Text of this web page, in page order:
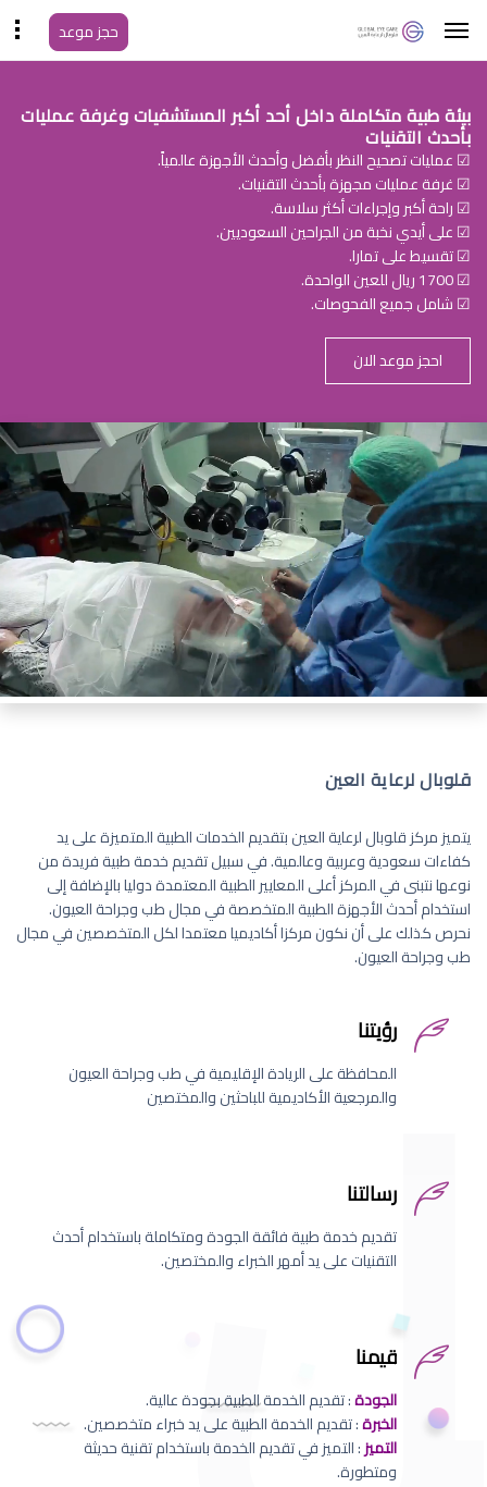
حجز موعد
بيئة طبية متكاملة داخل أحد أكبر المستشفيات وغرفة عمليات
بأحدث التقنيات
☑ عمليات تصحيح النظر بأفضل وأحدث الأجهزة عالمياً.
☑ غرفة عمليات مجهزة بأحدث التقنيات.
☑ راحة أكبر وإجراءات أكثر سلاسة.
☑ على أيدي نخبة من الجراحين السعوديين.
☑ تقسيط على تمارا.
☑ 1700 ريال للعين الواحدة.
☑ شامل جميع الفحوصات.
احجز موعد الان
قلوبال لرعاية العين
يتميز مركز قلوبال لرعاية العين بتقديم الخدمات الطبية المتميزة على يد
كفاءات سعودية وعربية وعالمية. في سبيل تقديم خدمة طبية فريدة من
نوعها نتبنى في المركز أعلى المعايير الطبية المعتمدة دوليا بالإضافة إلى
استخدام أحدث الأجهزة الطبية المتخصصة في مجال طب وجراحة العيون.
نحرص كذلك على أن نكون مركزا أكاديميا معتمدا لكل المتخصصين في مجال
طب وجراحة العيون.
رؤيتنا
المحافظة على الريادة الإقليمية في طب وجراحة العيون
والمرجعية الأكاديمية للباحثين والمختصين
رسالتنا
تقديم خدمة طبية فائقة الجودة ومتكاملة باستخدام أحدث
التقنيات على يد أمهر الخبراء والمختصين.
قيمنا
الجودة: تقديم الخدمة الطبية بجودة عالية.
الخبرة: تقديم الخدمة الطبية على يد خبراء متخصصين.
التميز: التميز في تقديم الخدمة باستخدام تقنية حديثة
ومتطورة.